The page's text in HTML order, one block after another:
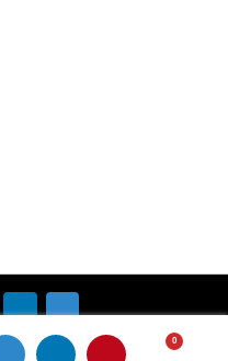
Gizlilik İlkeleri